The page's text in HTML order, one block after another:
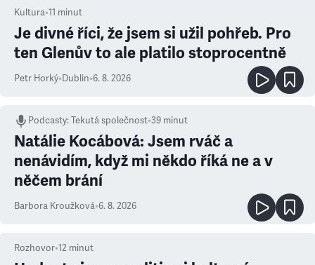
Kultura•11 minut
Je divné říci, že jsem si užil pohřeb. Pro
ten Glenův to ale platilo stoprocentně
Petr Horký•Dublin•6. 8. 2026
Podcasty:Tekutá společnost•39 minut
Natálie Kocábová: Jsem rváč a
nenávidím, když mi někdo říká ne a v
něčem brání
Barbora Kroužková•6. 8. 2026
Rozhovor•12 minut